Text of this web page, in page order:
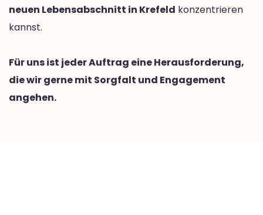
neuen Lebensabschnitt in Krefeld konzentrieren
kannst.
Für uns ist jeder Auftrag eine Herausforderung,
die wir gerne mit Sorgfalt und Engagement
angehen.